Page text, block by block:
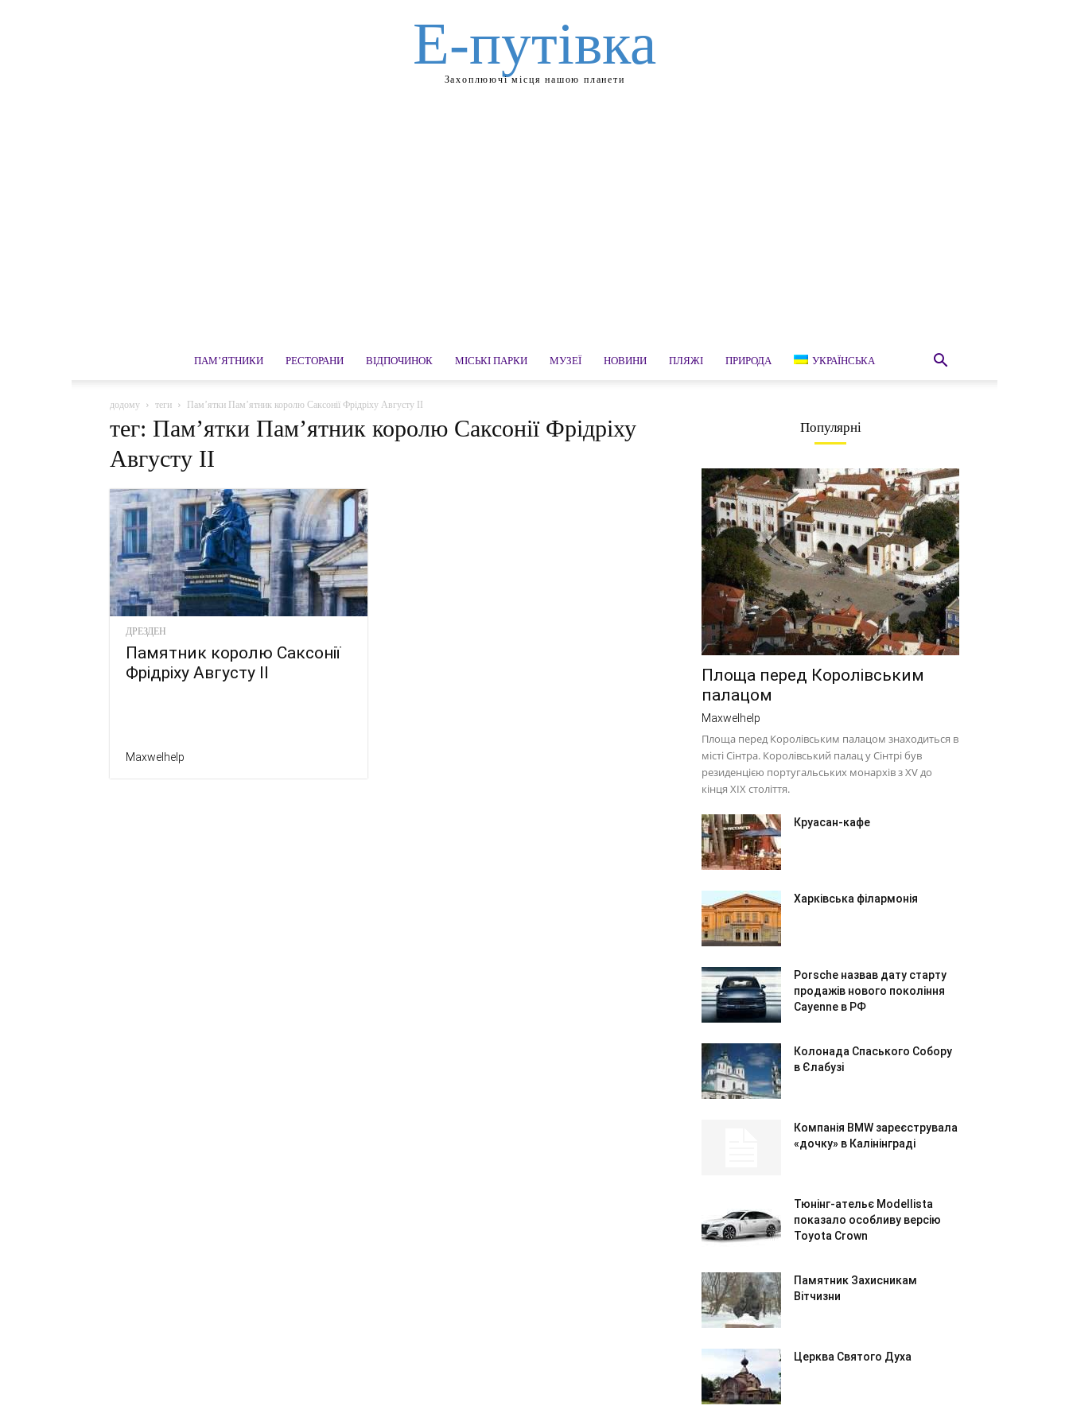
Е-путівка
Захоплюючі місця нашою планети
ПАМ’ЯТНИКИ РЕСТОРАНИ ВІДПОЧИНОК МІСЬКІ ПАРКИ МУЗЕЇ НОВИНИ ПЛЯЖІ ПРИРОДА УКРАЇНСЬКА
додому теги Пам’ятки Пам’ятник королю Саксонії Фрідріху Августу ІІ
тег: Пам’ятки Пам’ятник королю Саксонії Фрідріху
Августу ІІ
ДРЕЗДЕН
Памятник королю Саксонії
Фрідріху Августу ІІ
Maxwelhelp
Популярні
Площа перед Королівським
палацом
Maxwelhelp
Площа перед Королівським палацом знаходиться в
місті Сінтра. Королівський палац у Сінтрі був
резиденцією португальських монархів з XV до
кінця XIX століття.
Круасан-кафе
Харківська філармонія
Porsche назвав дату старту
продажів нового покоління
Cayenne в РФ
Колонада Спаського Собору
в Єлабузі
Компанія BMW зареєструвала
«дочку» в Калінінграді
Тюнінг-ательє Modellista
показало особливу версію
Toyota Crown
Памятник Захисникам
Вітчизни
Церква Святого Духа